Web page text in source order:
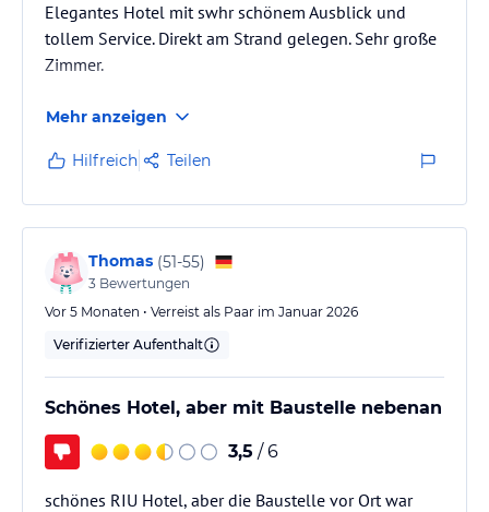
Elegantes Hotel mit swhr schönem Ausblick und
tollem Service. Direkt am Strand gelegen. Sehr große
Zimmer.
Mehr anzeigen
Hilfreich Teilen
Thomas (51-55)
3 Bewertungen
Vor 5 Monaten • Verreist als Paar im Januar 2026
Verifizierter Aufenthalt
Schönes Hotel, aber mit Baustelle nebenan
3,5 / 6
schönes RIU Hotel, aber die Baustelle vor Ort war